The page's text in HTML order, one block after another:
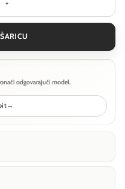
svjetiljka Technical
odgovarajući model.
→